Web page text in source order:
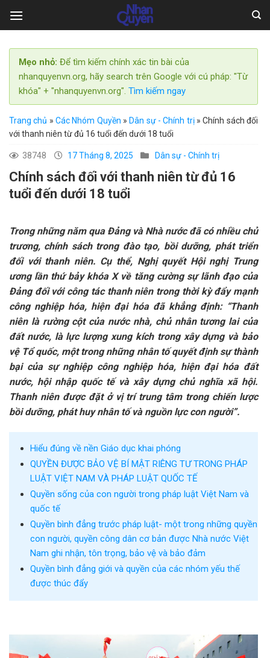
Mẹo nhỏ: Để tìm kiếm chính xác tin bài của
nhanquyenvn.org, hãy search trên Google với cú pháp: "Từ
khóa" + "nhanquyenvn.org". Tìm kiếm ngay
Trang chủ »Các Nhóm Quyền » Dân sự - Chính trị»Chính sách đối
với thanh niên từ đủ 16 tuổi đến dưới 18 tuổi
38748 17 Tháng 8, 2025 Dân sự - Chính trị
Chính sách đối với thanh niên từ đủ 16
tuổi đến dưới 18 tuổi
Trong những năm qua Đảng và Nhà nước đã có nhiều chủ
trương, chính sách trong đào tạo, bồi dưỡng, phát triển
đối với thanh niên. Cụ thể, Nghị quyết Hội nghị Trung
ương lần thứ bảy khóa X về tăng cường sự lãnh đạo của
Đảng đối với công tác thanh niên trong thời kỳ đẩy mạnh
công nghiệp hóa, hiện đại hóa đã khẳng định: “Thanh
niên là rường cột của nước nhà, chủ nhân tương lai của
đất nước, là lực lượng xung kích trong xây dựng và bảo
vệ Tổ quốc, một trong những nhân tố quyết định sự thành
bại của sự nghiệp công nghiệp hóa, hiện đại hóa đất
nước, hội nhập quốc tế và xây dựng chủ nghĩa xã hội.
Thanh niên được đặt ở vị trí trung tâm trong chiến lược
bồi dưỡng, phát huy nhân tố và nguồn lực con người”.
Hiểu đúng về nền Giáo dục khai phóng
QUYỀN ĐƯỢC BẢO VỆ BÍ MẬT RIÊNG TƯ TRONG PHÁP
LUẬT VIỆT NAM VÀ PHÁP LUẬT QUỐC TẾ
Quyền sống của con người trong pháp luật Việt Nam và
quốc tế
Quyền bình đẳng trước pháp luật- một trong những quyền
con người, quyền công dân cơ bản được Nhà nước Việt
Nam ghi nhận, tôn trọng, bảo vệ và bảo đảm
Quyền bình đẳng giới và quyền của các nhóm yếu thế
được thúc đẩy